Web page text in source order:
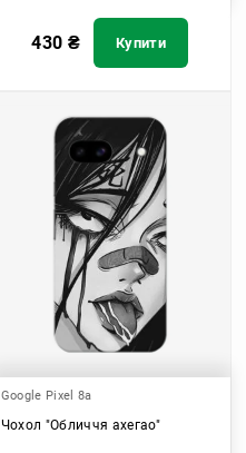
430 ₴ Купити
Google Pixel 8a
Чохол "Обличчя ахегао"